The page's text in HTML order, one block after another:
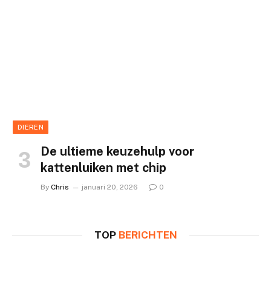
DIEREN
De ultieme keuzehulp voor
kattenluiken met chip
By Chris januari 20, 2026 0
TOPBERICHTEN